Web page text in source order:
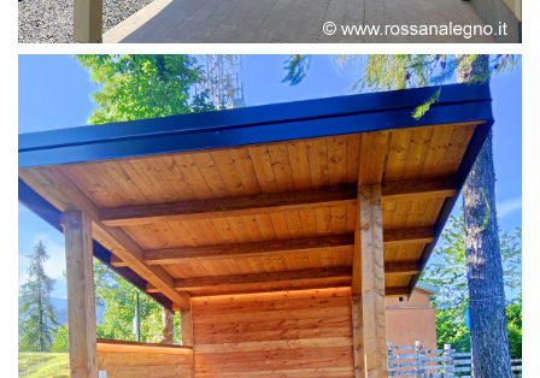
PERGOLA ADOSSATA